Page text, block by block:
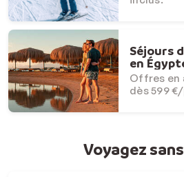
Séjours
en
Offres en
dès 599
Voyagez